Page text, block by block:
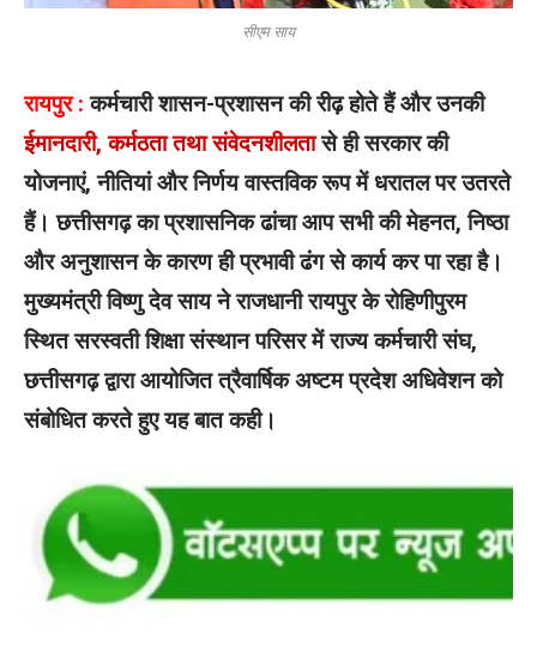
सीएम साय
रायपुर : कर्मचारी शासन-प्रशासन की रीढ़ होते हैं और उनकी
ईमानदारी, कर्मठता तथा संवेदनशीलतासे ही सरकार की
योजनाएं, नीतियां और निर्णय वास्तविक रूप में धरातल पर उतरते
हैं। छत्तीसगढ़ का प्रशासनिक ढांचा आप सभी की मेहनत, निष्ठा
और अनुशासन के कारण ही प्रभावी ढंग से कार्य कर पा रहा है।
मुख्यमंत्री विष्णु देव साय ने राजधानी रायपुर के रोहिणीपुरम
स्थित सरस्वती शिक्षा संस्थान परिसर में राज्य कर्मचारी संघ,
छत्तीसगढ़ द्वारा आयोजित त्रैवार्षिक अष्टम प्रदेश अधिवेशन को
संबोधित करते हुए यह बात कही।